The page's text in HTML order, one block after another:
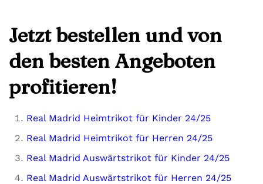
Jetzt bestellen und von
den besten Angeboten
profitieren!
Real Madrid Heimtrikot für Kinder 24/25
Real Madrid Heimtrikot für Herren 24/25
Real Madrid Auswärtstrikot für Kinder 24/25
Real Madrid Auswärtstrikot für Herren 24/25